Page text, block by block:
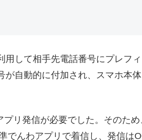
して相手先電話番号にプレフ
自動的に付加され、スマホ本
リ発信が必要でした。そのた
でんわアプリで着信し、発信は